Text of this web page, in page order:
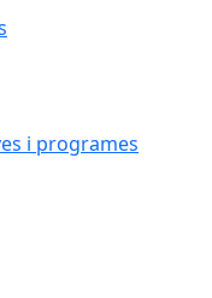
i programes